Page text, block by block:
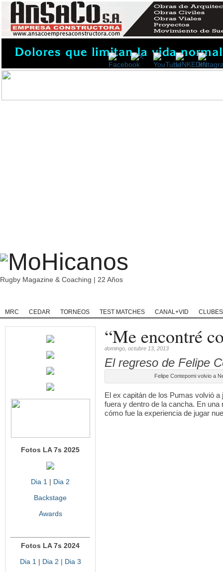
Rugby Magazine & Coaching | 22 Años
MRC
CEDAR TORNEOS TEST MATCHES CANAL+VID CLUBES
Fotos LA 7s 2025
Dia 1 | Dia 2
Backstage
Awards
Fotos LA 7s 2024
Dia 1 | Dia 2 | Dia 3
“Me encontré
domingo, octubre 13, 2013
El regreso de Felipe
Felipe Contepomi volvio a
El ex capitán de los Pumas volvió
fuera y dentro de la cancha. En
cómo fue la experiencia de jugar